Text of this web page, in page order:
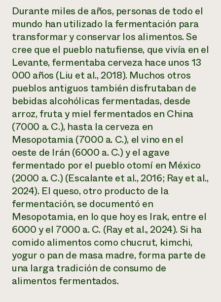
Durante miles de años, personas de todo el
mundo han utilizado la fermentación para
transformar y conservar los alimentos. Se
cree que el pueblo natufiense, que vivía en el
Levante, fermentaba cerveza hace unos 13
000 años (Liu et al., 2018). Muchos otros
pueblos antiguos también disfrutaban de
bebidas alcohólicas fermentadas, desde
arroz, fruta y miel fermentados en China
(7000 a. C.), hasta la cerveza en
Mesopotamia (7000 a. C.), el vino en el
oeste de Irán (6000 a. C.) y el agave
fermentado por el pueblo otomí en México
(2000 a. C.) (Escalante et al., 2016; Ray et al.,
2024). El queso, otro producto de la
fermentación, se documentó en
Mesopotamia, en lo que hoy es Irak, entre el
6000 y el 7000 a. C. (Ray et al., 2024). Si ha
comido alimentos como chucrut, kimchi,
yogur o pan de masa madre, forma parte de
una larga tradición de consumo de
alimentos fermentados.